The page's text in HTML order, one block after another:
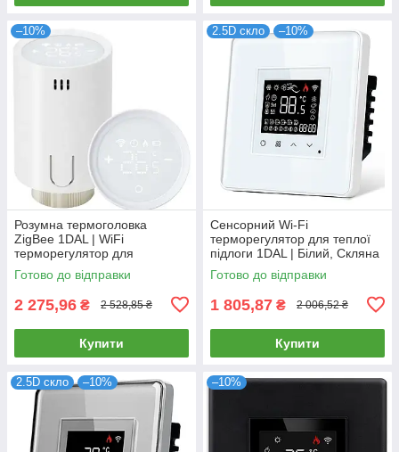
–10%
Розумна термоголовка
ZigBee 1DAL | WiFi
терморегулятор для
радіатора (TR01)
Готово до відправки
2 275,96 ₴ 2 528,85 ₴
Купити
2.5D скло –10%
Сенсорний Wi-Fi
терморегулятор для теплої
підлоги 1DAL | Білий, Скляна
рамка (G86D-TR.WF.WT)
Готово до відправки
1 805,87 ₴ 2 006,52 ₴
Купити
2.5D скло –10% –10%